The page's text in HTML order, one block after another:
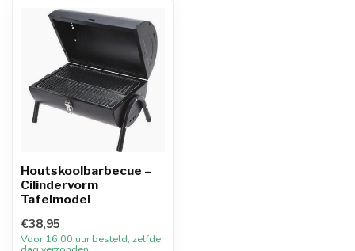
Houtskoolbarbecue –
Cilindervorm
Tafelmodel
€38,95
Voor 16:00 uur besteld, zelfde